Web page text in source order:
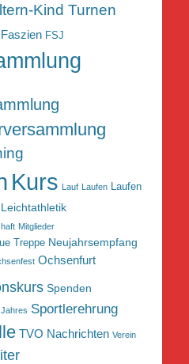
Kind Turnen
Faszien FSJ
Kurs Lauf Laufen
Laufen
Leichtathletik
Mitglieder
Treppe Neujahrsempfang
Ochsenfurt
Spenden
Sportlerehrung
TVO Nachrichten Verein